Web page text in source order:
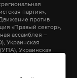
11 июля
Bro
партия»,
против
«Правый сектор»,
ассамблея –
Украинская
Украинская
организация
–
названия: